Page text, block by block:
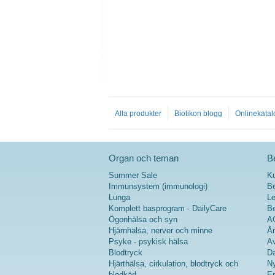
Alla produkter Biotikon blogg
Organ och teman
Summer Sale
Immunsystem (immunologi)
Lunga
Komplett basprogram - DailyCare
Ögonhälsa och syn
Hjärnhälsa, nerver och minne
Psyke - psykisk hälsa
Blodtryck
Hjärthälsa, cirkulation, blodtryck och